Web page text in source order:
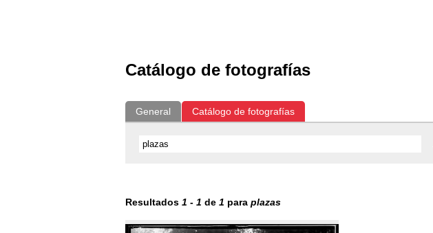
Catálogo de fotografías
General Catálogo de fotografías
Resultados 1 - 1 de 1 para plazas